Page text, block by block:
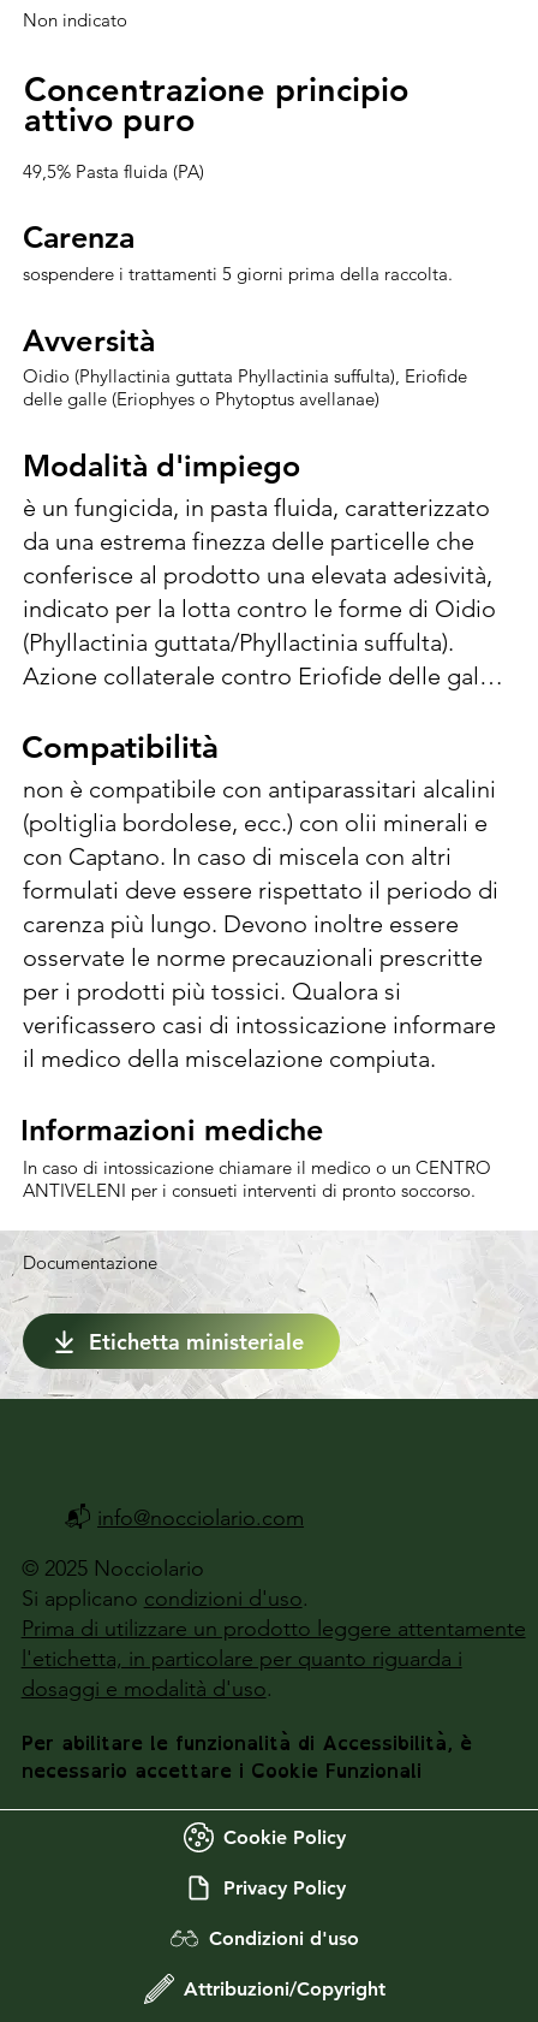
Etichetta ministeriale
Documentazione
Non indicato
49,5% Pasta fluida (PA)
Carenza
Carenza
sospendere i trattamenti 5 giorni prima della raccolta.
Avversità
Avversità
Oidio (Phyllactinia guttata Phyllactinia suffulta), Eriofide
delle galle (Eriophyes o Phytoptus avellanae)
Modalità d'impiego
Modalità d'impiego
è un fungicida, in pasta fluida, caratterizzato
da una estrema finezza delle particelle che
conferisce al prodotto una elevata adesività,
indicato per la lotta contro le forme di Oidio
(Phyllactinia guttata/Phyllactinia suffulta).
Azione collaterale contro Eriofide delle galle
impiego: 200-220 ml/hl (2-2,2 L/ha). Trattare ai
primissimi sintomi della malattia, contro
eriofide alla 3a-4a foglia. Effettuare al
massimo 3 applicazioni all’anno con un
intervallo minimo di 7 giorni. L'aggiunta di
bagnanti-adesivanti è da evitare poiché può
essere adoperato come tale, essendo dotato
della necessaria adesività e bagnabilità.
Agitare il contenuto della confezione,
versare la dose in acqua e mescolare. Le dosi
sopra indicate si riferiscono a trattamenti
effettuati con pompe a volume normale (1000
l/ha). Nel caso di trattamenti a volume
ridotto, adeguare le concentrazioni per
effettuare i trattamenti nelle ore più calde
della giornata. Per evitare l’insorgere di
fenomeni di resistenza attenersi alle
indicazioni riportate in etichetta e alternare
con altri fungicidi con meccanismi di azione
Compatibilità
Compatibilità
non è compatibile con antiparassitari alcalini
(poltiglia bordolese, ecc.) con olii minerali e
con Captano. In caso di miscela con altri
formulati deve essere rispettato il periodo di
carenza più lungo. Devono inoltre essere
osservate le norme precauzionali prescritte
per i prodotti più tossici. Qualora si
verificassero casi di intossicazione informare
il medico della miscelazione compiuta.
Informazioni mediche
Informazioni mediche
In caso di intossicazione chiamare il medico o un CENTRO
ANTIVELENI per i consueti interventi di pronto soccorso.
Concentrazione principio
attivo puro
Concentrazione principio
attivo puro
© 2025 Nocciolario
Si applicano condizioni d'uso.
Prima di utilizzare un prodotto leggere attentamente
l'etichetta, in particolare per quanto riguarda i
dosaggi e modalità d'uso.
Per abilitare le funzionalità di Accessibilità, è
necessario accettare i Cookie Funzionali
Condizioni d'uso
Attribuzioni/Copyright
Privacy Policy
Cookie Policy
📬 info@nocciolario.com